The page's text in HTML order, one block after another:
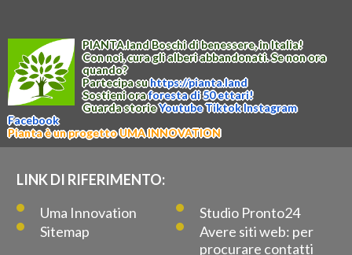
PIANTA.landBoschi di benessere, in Italia!
Con noi, cura gli alberi abbandonati. Se non ora
quando?
Partecipa suhttps://pianta.land
Sostieni oraforesta di 50 ettari!
Guarda storieYoutubeTiktokInstagram
Facebook
Pianta è un progetto UMA INNOVATION
LINK DI RIFERIMENTO:
Uma Innovation
Studio Pronto24
Sitemap
Avere siti web: per
procurare contatti